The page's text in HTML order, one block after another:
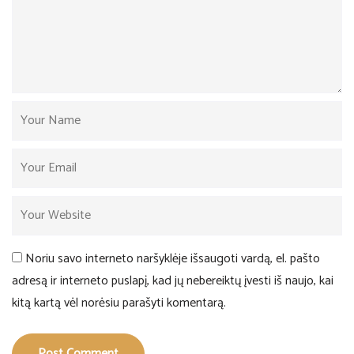
Noriu savo interneto naršyklėje išsaugoti vardą, el. pašto
adresą ir interneto puslapį, kad jų nebereiktų įvesti iš naujo, kai
kitą kartą vėl norėsiu parašyti komentarą.